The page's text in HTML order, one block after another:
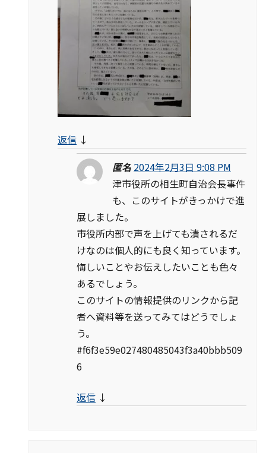
返信 ↓
匿名 2024年2月3日 9:08 PM
津市役所の相生町自治会長事件
も、このサイトがきっかけで進
展しました。
市役所内部で声を上げても潰されるだ
けなのは個人的にも良く知っています。
悔しいことやお伝えしたいことも色々
あるでしょう。
このサイトの情報提供のリンクから記
者へ資料等を送ってみてはどうでしょ
う。
#f6f3e59e027480485043f3a40bbb509
6
返信 ↓